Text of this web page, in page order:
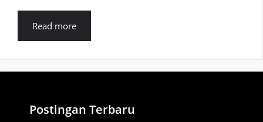
Read more
Postingan Terbaru